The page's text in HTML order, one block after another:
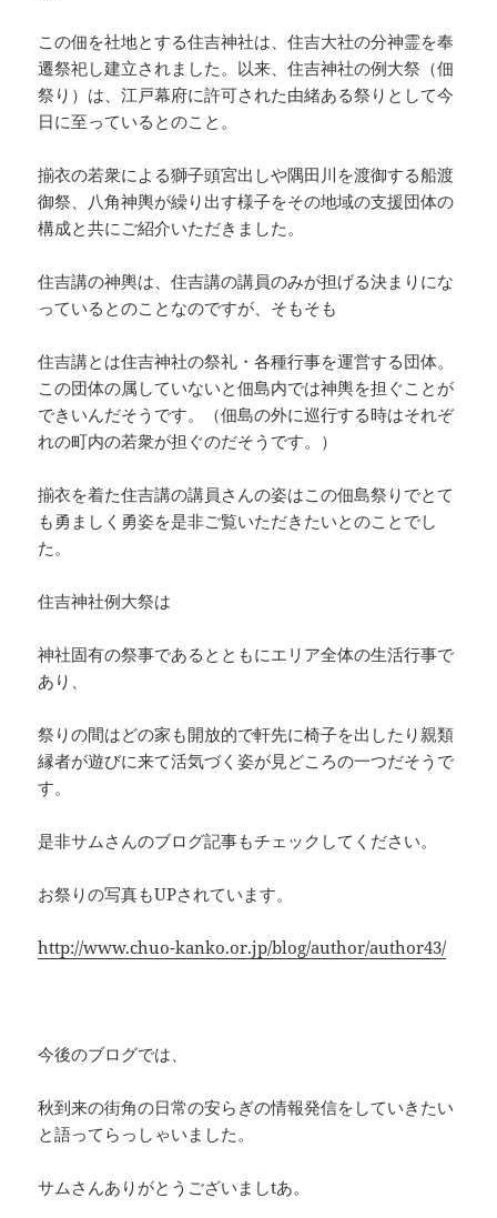
この佃を社地とする住吉神社は、住吉大社の分神霊を奉
遷祭祀し建立されました。以来、住吉神社の例大祭（佃
祭り）は、江戸幕府に許可された由緒ある祭りとして今
日に至っているとのこと。
揃衣の若衆による獅子頭宮出しや隅田川を渡御する船渡
御祭、八角神輿が繰り出す様子をその地域の支援団体の
構成と共にご紹介いただきました。
住吉講の神輿は、住吉講の講員のみが担げる決まりにな
っているとのことなのですが、そもそも
住吉講とは住吉神社の祭礼・各種行事を運営する団体。
この団体の属していないと佃島内では神輿を担ぐことが
できいんだそうです。（佃島の外に巡行する時はそれぞ
れの町内の若衆が担ぐのだそうです。）
揃衣を着た住吉講の講員さんの姿はこの佃島祭りでとて
も勇ましく勇姿を是非ご覧いただきたいとのことでし
た。
住吉神社例大祭は
神社固有の祭事であるとともにエリア全体の生活行事で
あり、
祭りの間はどの家も開放的で軒先に椅子を出したり親類
縁者が遊びに来て活気づく姿が見どころの一つだそうで
す。
是非サムさんのブログ記事もチェックしてください。
お祭りの写真もUPされています。
http://www.chuo-kanko.or.jp/blog/author/author43/
今後のブログでは、
秋到来の街角の日常の安らぎの情報発信をしていきたい
と語ってらっしゃいました。
サムさんありがとうございましtあ。